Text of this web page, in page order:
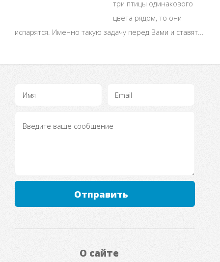
три птицы одинакового
цвета рядом, то они
испарятся. Именно такую задачу перед Вами и ставят...
Отправить
О сайте